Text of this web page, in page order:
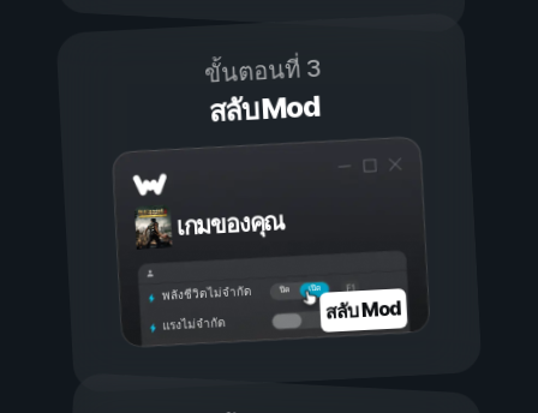
ขั้นตอนที่ 3
สลับ Mod
เกมของคุณ
เปิด
ปิด
พลังชีวิตไม่จำกัด
แรงไม่จำกัด สลับ Mod